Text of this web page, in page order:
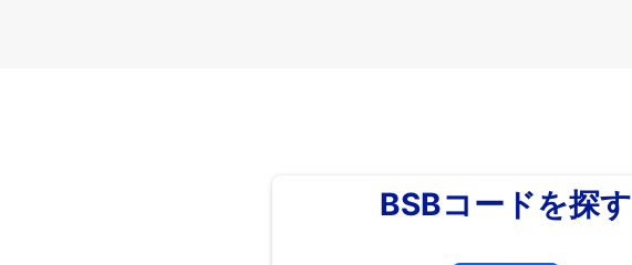
BSBコードを探す